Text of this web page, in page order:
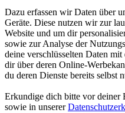
Dazu erfassen wir Daten über
Geräte. Diese nutzen wir zur
Website und um dir
sowie zur Analyse der
deine verschlüsselten Daten
dir über deren Online-
du deren Dienste bereits selbst
Erkundige dich bitte vor
sowie in unserer